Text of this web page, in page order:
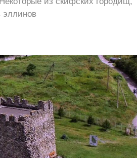
эллинов